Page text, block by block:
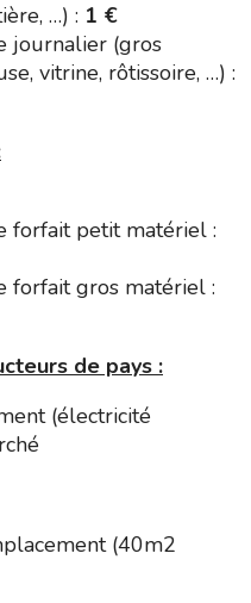
…) : 1 €
journalier (gros
vitrine, rôtissoire, …) :
forfait petit matériel :
forfait gros matériel :
de pays :
(électricité
(40m2